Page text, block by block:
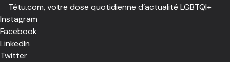
Têtu.com, votre dose quotidienne d’actualité LGBTQI+
Instagram
Facebook
LinkedIn
Twitter